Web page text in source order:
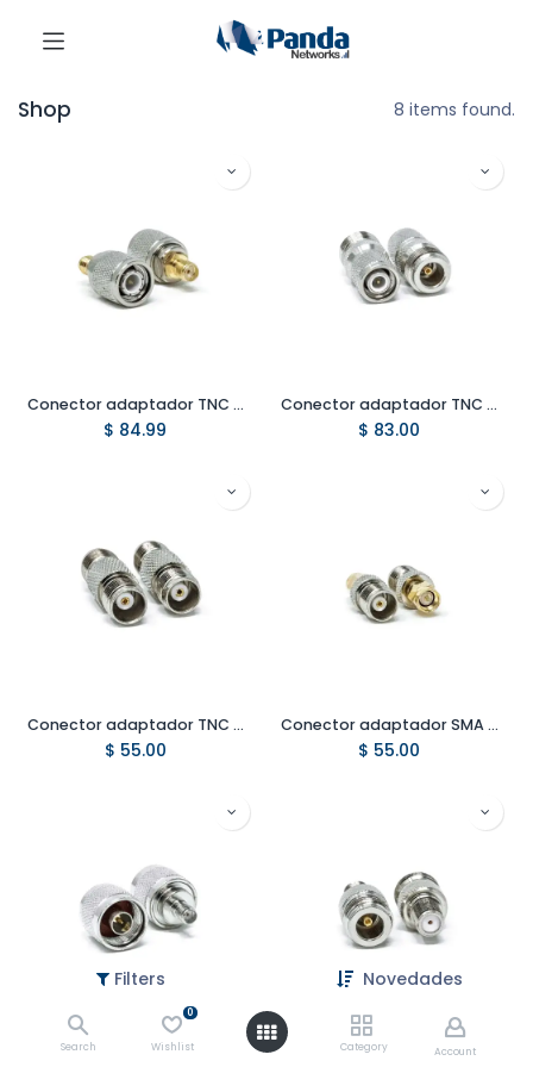
Filters Novedades
Search
0
Wishlist Category Account
Shop 8 items found.
Conector adaptador TNC macho a SMA hembra
$ 84.99
Conector adaptador TNC macho a N hembra
$ 83.00
Conector adaptador TNC hembra a TNC hembra
$ 55.00
Conector adaptador SMA macho a TNC hembra
$ 55.00
Conector adaptador N macho a SMA hembra